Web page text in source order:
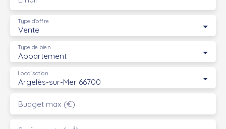
Vente
Type d'offre
Appartement
Type de bien
Argelès-sur-Mer 66700
Localisation
Budget max (€)